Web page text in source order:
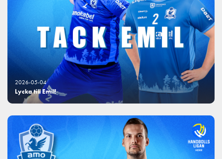
2026-05-04
Lycka till Emil!